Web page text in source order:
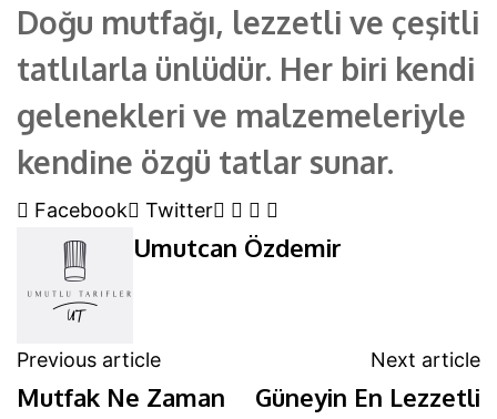
Doğu mutfağı, lezzetli ve çeşitli
tatlılarla ünlüdür. Her biri kendi
gelenekleri ve malzemeleriyle
kendine özgü tatlar sunar.
Facebook Twitter Google+
LinkedIn
Whatsapp
Umutcan Özdemir
Previous article
Mutfak Ne Zaman
Next article
Güneyin En Lezzetli